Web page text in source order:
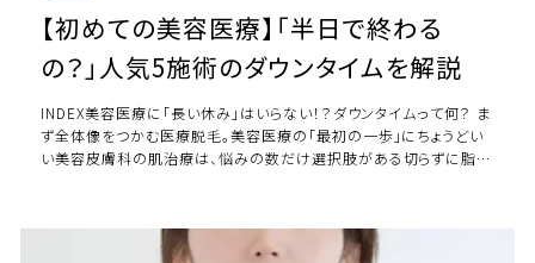
【初めての美容医療】「半日で終わる
の？」人気5施術のダウンタイムを解説
INDEX美容医療に「長い休み」はいらない！？ダウンタイムって何？ ま
ず全体像をつかむ医療脱毛。美容医療の「最初の一歩」にちょうどい
い美容皮膚科の肌治療は、悩みの数だけ選択肢がある切らずに脂肪